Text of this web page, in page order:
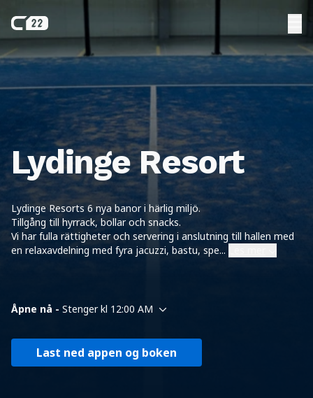
Lydinge Resort
Lydinge Resorts 6 nya banor i härlig miljö.
Tillgång till hyrrack, bollar och snacks.
Vi har fulla rättigheter och servering i anslutning till hallen med
en relaxavdelning med fyra jacuzzi, bastu, spe...
Åpne nå - Stenger kl 12:00 AM
Last ned appen og boken